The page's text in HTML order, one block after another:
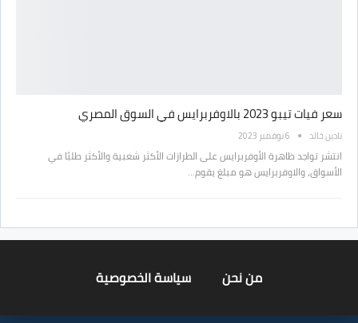
سعر فيات تيبو 2023 بالاوفربرايس في السوق المصري
نادين خالد 6 نوفمبر 2023
انتشر تواجد ظاهرة الأوفربرايس على الطرازات الأكثر شعبية والأكثر طلبًا في
الأسواق، والاوفربرايس هو مبلغ يقوم…
من نحن سياسة الخصوصية